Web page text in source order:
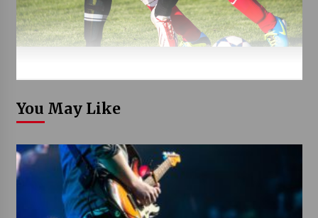
You May Like